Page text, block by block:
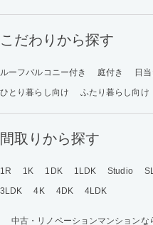
こだわりから探す
ルーフバルコニー付き 庭付き 日
ひとり暮らし向け
ふたり暮らし向け
間取りから探す
1R 1K 1DK 1LDK Studio
3LDK
4K 4DK 4LDK
中古・リノベーションマンションな